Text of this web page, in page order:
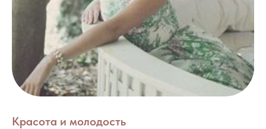
Красота и молодость